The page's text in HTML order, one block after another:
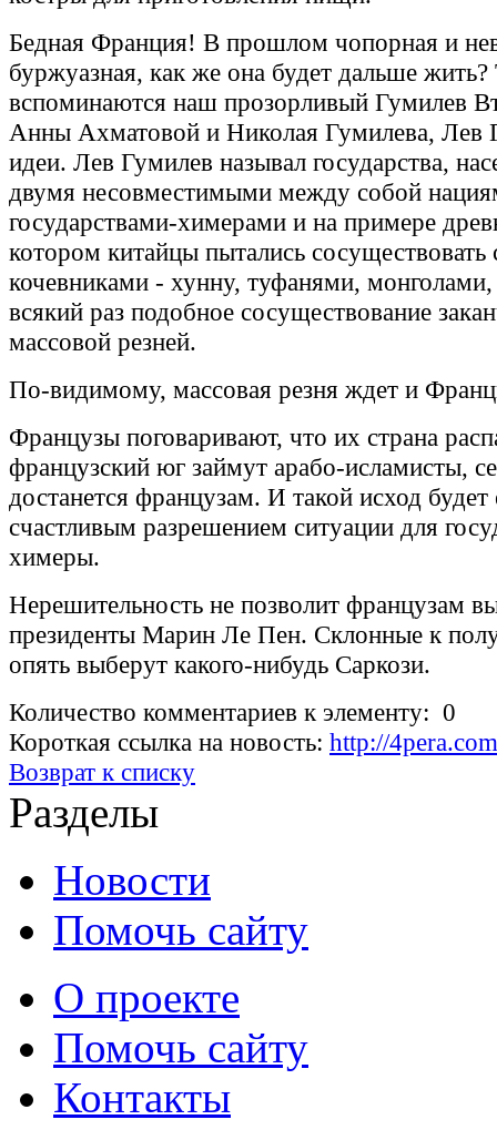
Бедная Франция! В прошлом чопорная и
буржуазная, как же она будет дальше жить?
вспоминаются наш прозорливый Гумилев
Анны Ахматовой и Николая Гумилева, Лев
идеи. Лев Гумилев называл государства,
двумя несовместимыми между собой
государствами-химерами и на примере
котором китайцы пытались сосуществовать
кочевниками - хунну, туфанями, монголами,
всякий раз подобное сосуществование
массовой резней.
По-видимому, массовая резня ждет и
Французы поговаривают, что их страна
французский юг займут арабо-исламисты,
достанется французам. И такой исход
счастливым разрешением ситуации для
химеры.
Нерешительность не позволит французам
президенты Марин Ле Пен. Склонные к
опять выберут какого-нибудь Саркози.
Количество комментариев к элементу: 0
Короткая ссылка на новость: http://
Возврат к списку
Разделы
Новости
Помочь сайту
О проекте
Помочь сайту
Контакты